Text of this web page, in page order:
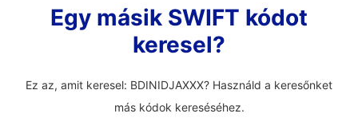
Egy másik SWIFT kódot
keresel?
Ez az, amit keresel: BDINIDJAXXX? Használd a keresőnket
más kódok kereséséhez.